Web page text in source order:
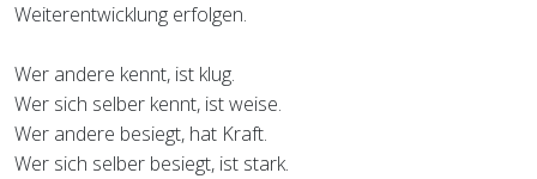
Weiterentwicklung erfolgen.
Wer andere kennt, ist klug.
Wer sich selber kennt, ist weise.
Wer andere besiegt, hat Kraft.
Wer sich selber besiegt, ist stark.